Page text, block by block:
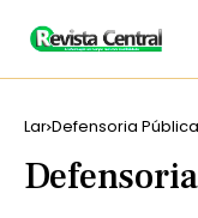
Lar Defensoria Pública